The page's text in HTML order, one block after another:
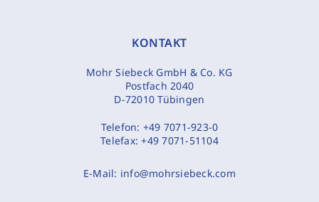
KONTAKT
Mohr Siebeck GmbH & Co. KG
Postfach 2040
D-72010 Tübingen
Telefon: +49 7071-923-0
Telefax:+49 7071-51104
E-Mail: info@mohrsiebeck.com